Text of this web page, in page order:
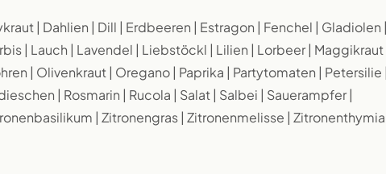
| Dahlien | Dill | Erdbeeren | Estragon | Fenchel | Gladiolen
| Lauch | Lavendel | Liebstöckl | Lilien | Lorbeer | Maggikraut
| Olivenkraut | Oregano | Paprika | Partytomaten | Petersilie
| Rosmarin | Rucola | Salat | Salbei | Sauerampfer |
| Zitronengras | Zitronenmelisse |